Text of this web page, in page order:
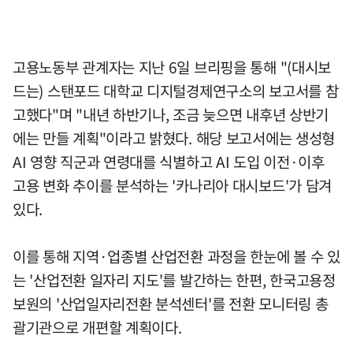
고용노동부 관계자는 지난 6일 브리핑을 통해 "(대시보
드는) 스탠포드 대학교 디지털경제연구소의 보고서를 참
고했다"며 "내년 하반기나, 조금 늦으면 내후년 상반기
에는 만들 계획"이라고 밝혔다. 해당 보고서에는 생성형
AI 영향 직군과 연령대를 식별하고 AI 도입 이전·이후
고용 변화 추이를 분석하는 '카나리아 대시보드'가 담겨
있다.
이를 통해 지역·업종별 산업전환 과정을 한눈에 볼 수 있
는 '산업전환 일자리 지도'를 발간하는 한편, 한국고용정
보원의 '산업일자리전환 분석센터'를 전환 모니터링 총
괄기관으로 개편할 계획이다.